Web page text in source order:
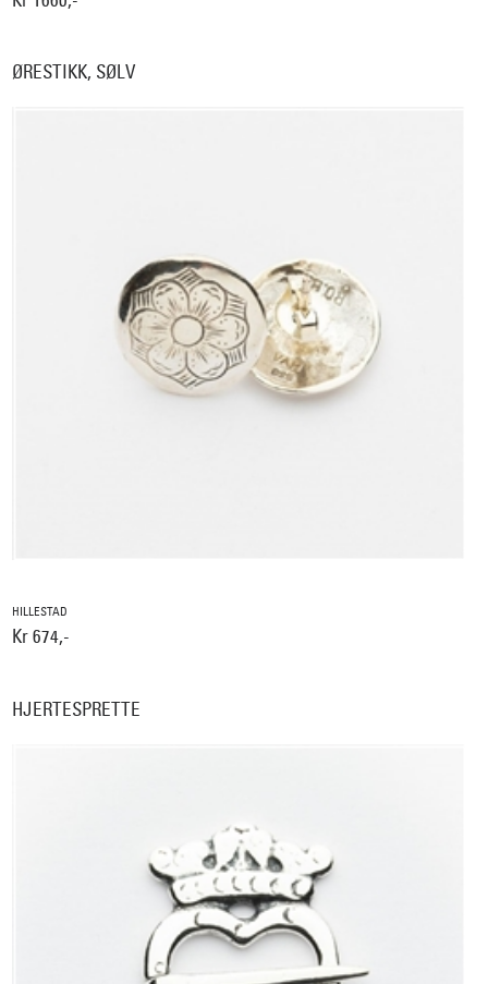
ØRESTIKK, SØLV
HILLESTAD
Kr 674,-
HJERTESPRETTE